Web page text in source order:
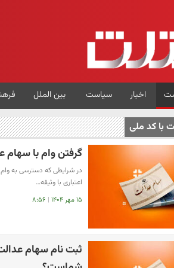
اخبار سیاست بین الملل
با کد ملی
گرفتن وام با
در شرایطی که دسترسی به وام
اعتباری با وثیقه…
۱۵ مهر ۱۴۰۴ | ۸:۵۶